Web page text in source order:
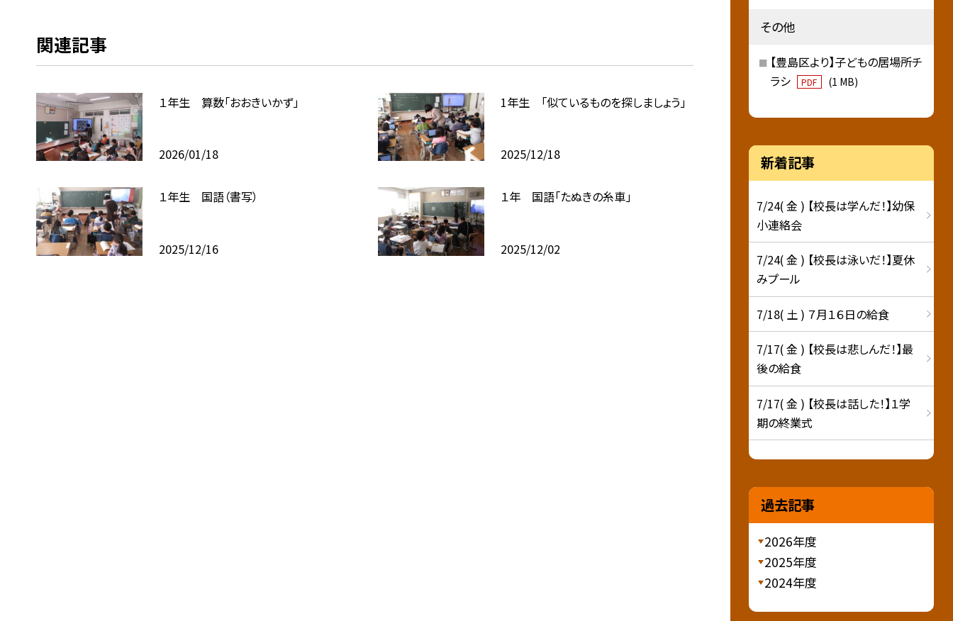
関連記事
１年生 算数「おおきいかず」
2026/01/18
1年生 「似ているものを探しましょう」
2025/12/18
１年生 国語（書写）
2025/12/16
１年 国語「たぬきの糸車」
2025/12/02
その他
【豊島区より】子どもの居場所チ
ラシ
PDF (1 MB)
新着記事
7/24( 金 ) 【校長は学んだ！】幼保
小連絡会
7/24( 金 ) 【校長は泳いだ！】夏休
みプール
7/18( 土 ) ７月１６日の給食
7/17( 金 ) 【校長は悲しんだ！】最
後の給食
7/17( 金 ) 【校長は話した！】１学
期の終業式
過去記事
2026年度
2025年度
2024年度